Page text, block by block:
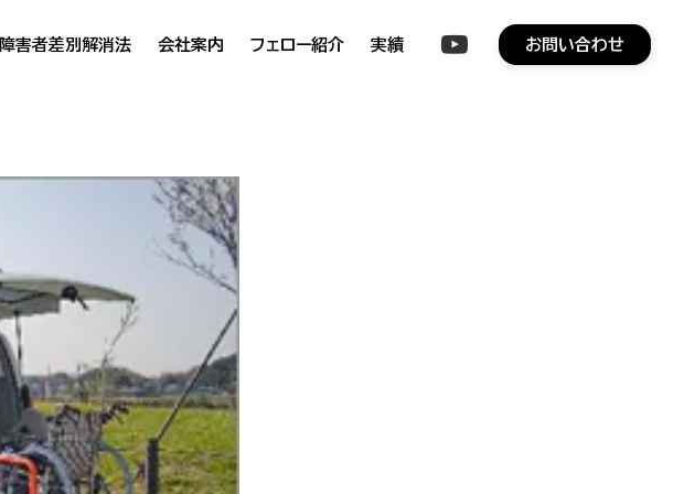
障害者差別解消法 会社案内 フェロー紹介 実績 お問い合わせ